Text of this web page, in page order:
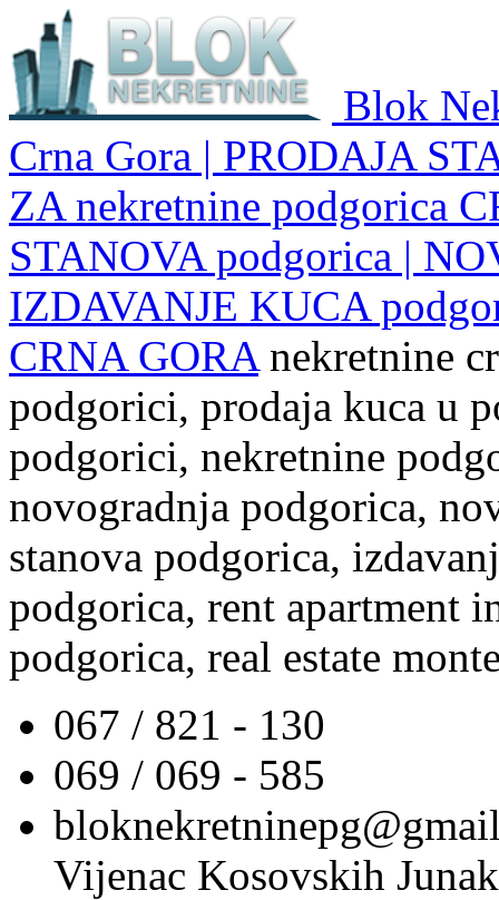
Blok
Crna Gora | PRODAJA
ZA nekretnine podgorica
STANOVA podgorica |
IZDAVANJE KUCA
CRNA GORA nekretnine
podgorici, prodaja kuca u
podgorici, nekretnine
novogradnja podgorica,
stanova podgorica,
podgorica, rent apartment
podgorica, real estate
067 / 821 - 130
069 / 069 - 585
Vijenac Kosovskih